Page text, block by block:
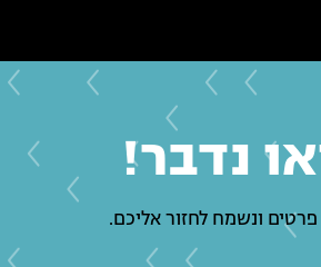
נדבר!
ונשמח לחזור אליכם.